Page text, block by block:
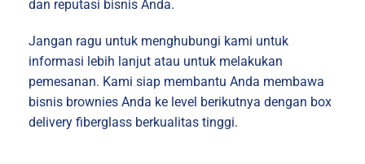
dan reputasi bisnis Anda.
Jangan ragu untuk menghubungi kami untuk
informasi lebih lanjut atau untuk melakukan
pemesanan. Kami siap membantu Anda membawa
bisnis brownies Anda ke level berikutnya dengan box
delivery fiberglass berkualitas tinggi.